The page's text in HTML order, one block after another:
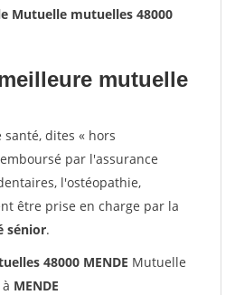
Mutuelle mutuelles 48000
mutuelle
dites « hors
par l'assurance
l'ostéopathie,
être prise en charge par la
sénior.
48000 MENDE Mutuelle
MENDE